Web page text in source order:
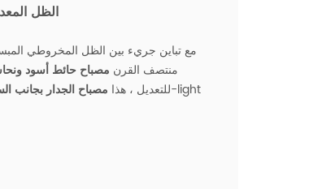
الظل
مع تباين جريء بين الظل المخروطي
منتصف القرن مصباح حائط أسود
للتعديل ، هذا مصباح الجدار بجانب
يوفر الضوء أين تحتاجه هو. قم بإضفاء مزيد من السطوع على أي غرفة باستخدام هذا 1-light